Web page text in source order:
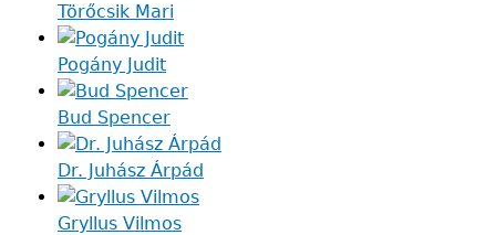
Törőcsik Mari
Pogány Judit
Bud Spencer
Dr. Juhász Árpád
Gryllus Vilmos